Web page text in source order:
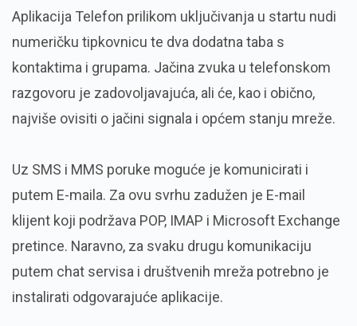
Aplikacija Telefon prilikom uključivanja u startu nudi
numeričku tipkovnicu te dva dodatna taba s
kontaktima i grupama. Jačina zvuka u telefonskom
razgovoru je zadovoljavajuća, ali će, kao i obično,
najviše ovisiti o jačini signala i općem stanju mreže.
Uz SMS i MMS poruke moguće je komunicirati i
putem E-maila. Za ovu svrhu zadužen je E-mail
klijent koji podržava POP, IMAP i Microsoft Exchange
pretince. Naravno, za svaku drugu komunikaciju
putem chat servisa i društvenih mreža potrebno je
instalirati odgovarajuće aplikacije.